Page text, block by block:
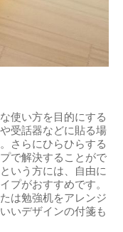
使い方を目的にする
受話器などに貼る場
さらにひらひらする
で解決することがで
いう方には、自由に
プがおすすめです。
は勉強机をアレンジ
いデザインの付箋も